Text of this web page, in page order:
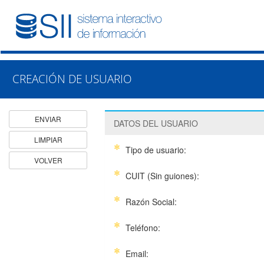
CREACIÓN DE USUARIO
ENVIAR
LIMPIAR
VOLVER
DATOS DEL USUARIO
Tipo de usuario:
CUIT (Sin guiones):
Razón Social:
Teléfono:
Email: